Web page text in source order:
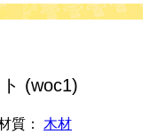
(woc1)
質： 木材